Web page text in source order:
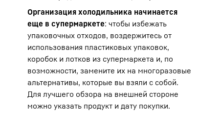
Организация холодильника начинается
еще в супермаркете: чтобы избежать
упаковочных отходов, воздержитесь от
использования пластиковых упаковок,
коробок и лотков из супермаркета и, по
возможности, замените их на многоразовые
альтернативы, которые вы взяли с собой.
Для лучшего обзора на внешней стороне
можно указать продукт и дату покупки.